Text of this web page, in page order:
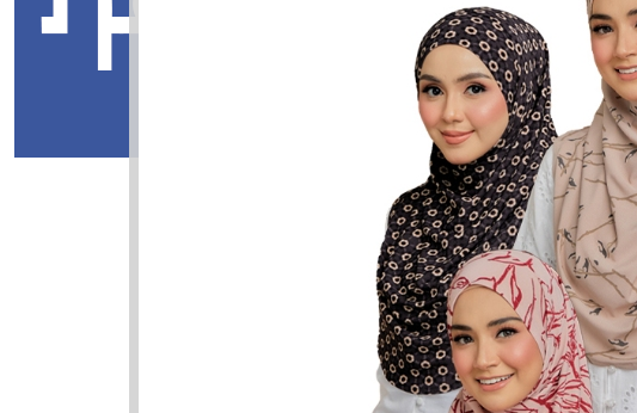
Arraf Asyraf
عارف أشرف
Arraf: Yang bijak,
Asyraf: Lebih mulia